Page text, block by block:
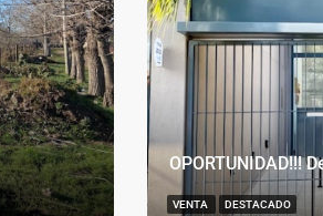
VENTA DESTACADO